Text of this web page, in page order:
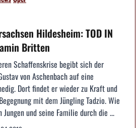
Hildesheim: TOD IN
Britten
Schaffenskrise begibt sich der
von Aschenbach auf eine
Dort findet er wieder zu Kraft und
mit dem Jüngling Tadzio. Wie
und seine Familie durch die ...